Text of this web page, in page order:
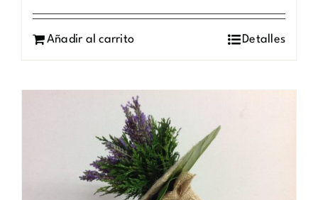
Añadir al carrito Detalles